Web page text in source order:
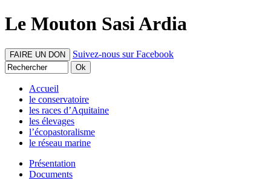
Le Mouton Sasi Ardia
FAIRE UN DON Suivez-nous sur Facebook
Accueil
le conservatoire
les races d’Aquitaine
les élevages
l’écopastoralisme
le réseau marine
Présentation
Documents